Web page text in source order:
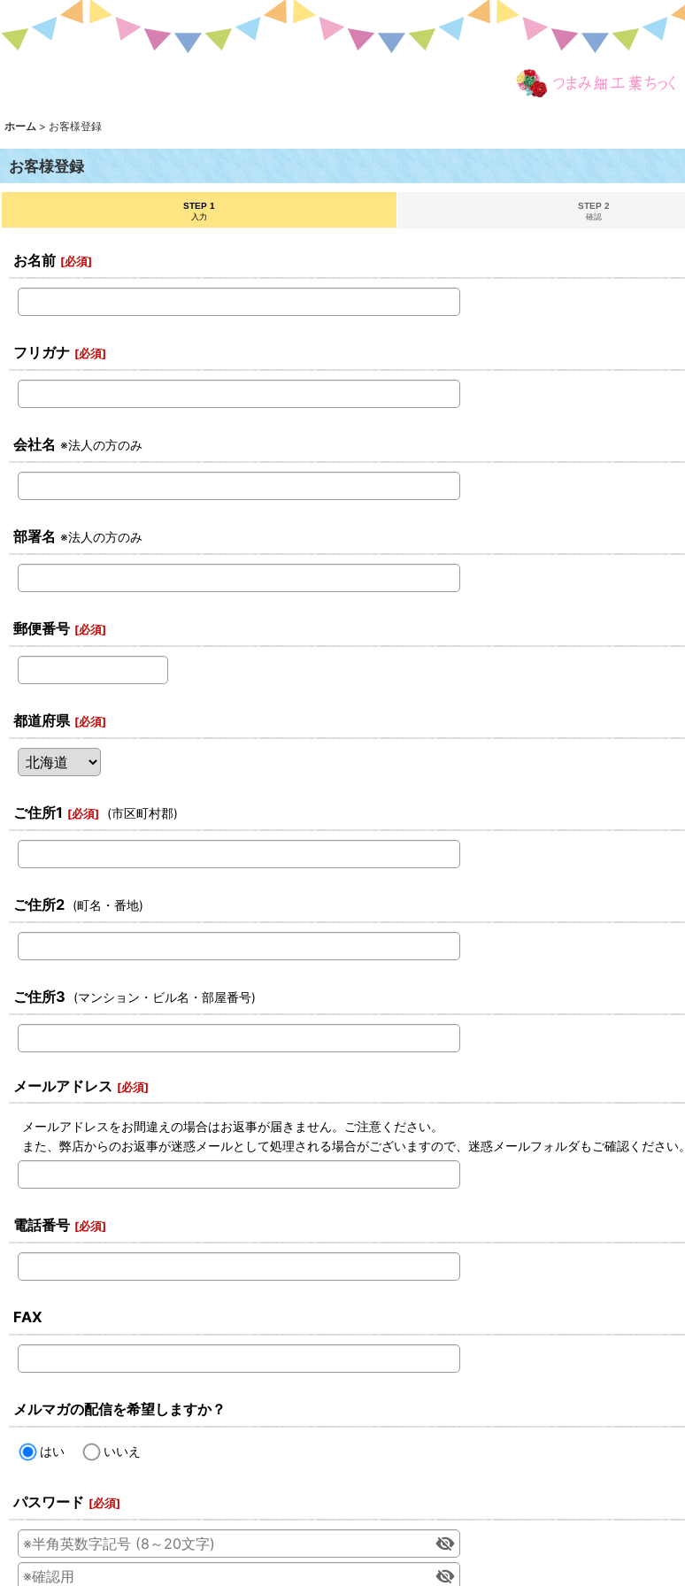
ホーム > お客様登録
お客様登録
STEP 1
入力
STEP 2
確認
お名前 [必須]
フリガナ [必須]
会社名 ※法人の方のみ
部署名 ※法人の方のみ
郵便番号 [必須]
都道府県 [必須]
ご住所1 [必須] (市区町村郡)
ご住所2 (町名・番地)
ご住所3 (マンション・ビル名・部屋番号)
メールアドレス [必須]
メールアドレスをお間違えの場合はお返事が届きません。ご注意ください。
また、弊店からのお返事が迷惑メールとして処理される場合がございますので、迷惑メールフォルダもご確認ください。
電話番号 [必須]
FAX
メルマガの配信を希望しますか？
はい いいえ
パスワード [必須]